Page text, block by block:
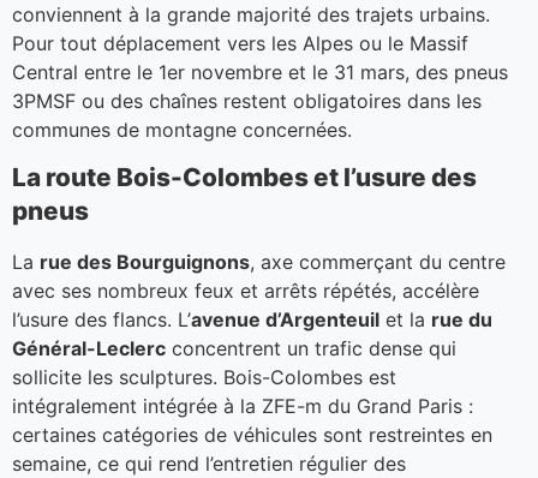
conviennent à la grande majorité des trajets urbains.
Pour tout déplacement vers les Alpes ou le Massif
Central entre le 1er novembre et le 31 mars, des pneus
3PMSF ou des chaînes restent obligatoires dans les
communes de montagne concernées.
La route Bois-Colombes et l’usure des
pneus
La rue des Bourguignons, axe commerçant du centre
avec ses nombreux feux et arrêts répétés, accélère
l’usure des flancs. L’avenue d’Argenteuil et la rue du
Général-Leclerc concentrent un trafic dense qui
sollicite les sculptures. Bois-Colombes est
intégralement intégrée à la ZFE-m du Grand Paris :
certaines catégories de véhicules sont restreintes en
semaine, ce qui rend l’entretien régulier des